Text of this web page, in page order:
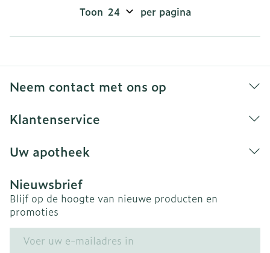
Toon per pagina
Neem contact met ons op
Klantenservice
Uw apotheek
Nieuwsbrief
Blijf op de hoogte van nieuwe producten en
promoties